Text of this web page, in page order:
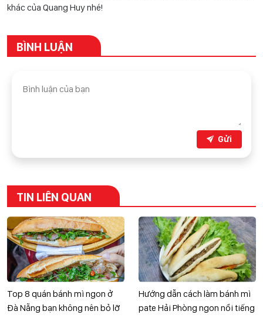
khác của Quang Huy nhé!
BÌNH LUẬN
Gửi
TIN LIÊN QUAN
Top 8 quán bánh mì ngon ở
Đà Nẵng bạn không nên bỏ lỡ
Hướng dẫn cách làm bánh mì
pate Hải Phòng ngon nổi tiếng